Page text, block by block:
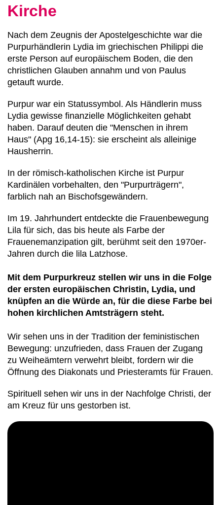
Kirche
Nach dem Zeugnis der Apostelgeschichte war die
Purpurhändlerin Lydia im griechischen Philippi die
erste Person auf europäischem Boden, die den
christlichen Glauben annahm und von Paulus
getauft wurde.
Purpur war ein Statussymbol. Als Händlerin muss
Lydia gewisse finanzielle Möglichkeiten gehabt
haben. Darauf deuten die "Menschen in ihrem
Haus" (Apg 16,14-15): sie erscheint als alleinige
Hausherrin.
In der römisch-katholischen Kirche ist Purpur
Kardinälen vorbehalten, den "Purpurträgern",
farblich nah an Bischofsgewändern.
Im 19. Jahrhundert entdeckte die Frauenbewegung
Lila für sich, das bis heute als Farbe der
Frauenemanzipation gilt, berühmt seit den 1970er-
Jahren durch die lila Latzhose.
Mit dem Purpurkreuz stellen wir uns in die Folge
der ersten europäischen Christin, Lydia, und
knüpfen an die Würde an, für die diese Farbe bei
hohen kirchlichen Amtsträgern steht.
Wir sehen uns in der Tradition der feministischen
Bewegung: unzufrieden, dass Frauen der Zugang
zu Weiheämtern verwehrt bleibt, fordern wir die
Öffnung des Diakonats und Priesteramts für Frauen.
Spirituell sehen wir uns in der Nachfolge Christi, der
am Kreuz für uns gestorben ist.